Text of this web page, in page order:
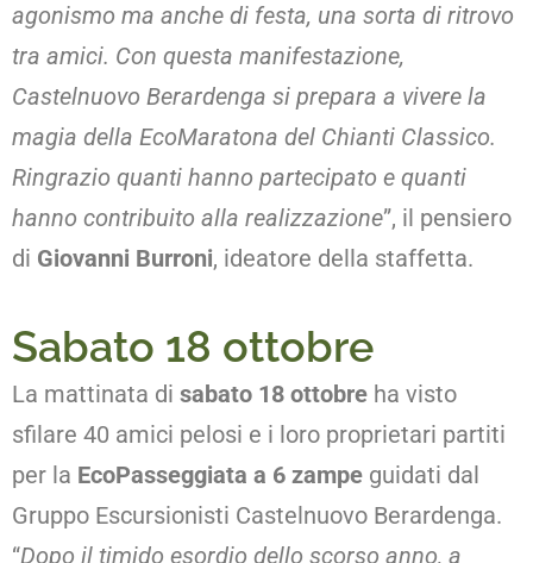
agonismo ma anche di festa, una sorta di ritrovo
tra amici. Con questa manifestazione,
Castelnuovo Berardenga si prepara a vivere la
magia della EcoMaratona del Chianti Classico.
Ringrazio quanti hanno partecipato e quanti
hanno contribuito alla realizzazione”, il pensiero
di Giovanni Burroni, ideatore della staffetta.
Sabato 18 ottobre
La mattinata di sabato 18 ottobre ha visto
sfilare 40 amici pelosi e i loro proprietari partiti
per la EcoPasseggiata a 6 zampe guidati dal
Gruppo Escursionisti Castelnuovo Berardenga.
“Dopo il timido esordio dello scorso anno, a